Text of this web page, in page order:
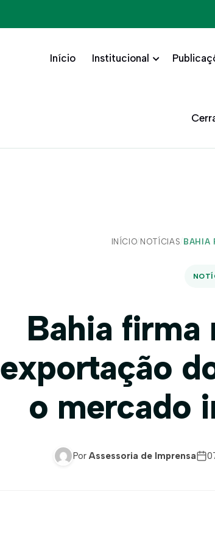
Início Institucional
INÍCIO/ NOTÍCIAS/ BAHIA
Bahia firma
exportação
o mercado
Por Assessoria de Imprensa